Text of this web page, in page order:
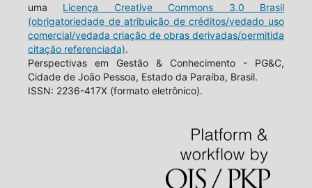
uma Licença Creative Commons 3.0 Brasil
(obrigatoriedade de atribuição de créditos/vedado uso
comercial/vedada criação de obras derivadas/permitida
citação referenciada).
Perspectivas em Gestão & Conhecimento - PG&C,
Cidade de João Pessoa, Estado da Paraíba, Brasil.
ISSN: 2236-417X (formato eletrônico).